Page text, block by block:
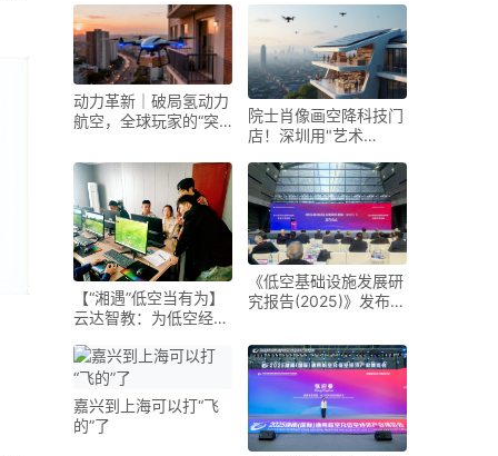
图景
动力革新｜破局氢动力
航空，全球玩家的“突
院士肖像画空降科技门
店！深圳用"艺术
【“湘遇”低空当有为】
云达智教：为低空经济
《低空基础设施发展研
究报告(2025)》发布
施建设的战略机遇期
嘉兴到上海可以打“飞
的”了